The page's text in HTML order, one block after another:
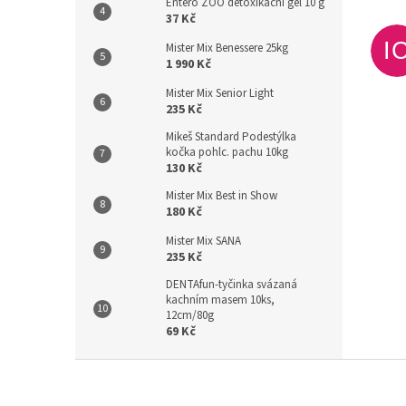
37 Kč
Mister Mix Benessere 25kg
1 990 Kč
Mister Mix Senior Light
235 Kč
Mikeš Standard Podestýlka
kočka pohlc. pachu 10kg
130 Kč
Mister Mix Best in Show
180 Kč
Mister Mix SANA
235 Kč
DENTAfun-tyčinka svázaná
kachním masem 10ks,
12cm/80g
69 Kč